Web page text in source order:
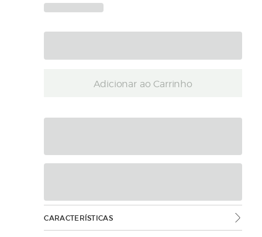
Adicionar ao Carrinho
CARACTERÍSTICAS